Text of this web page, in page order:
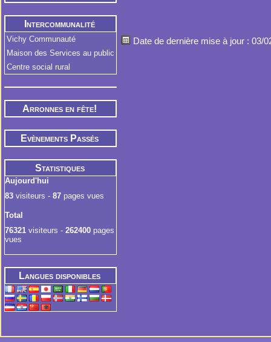
Intercommunalité
Vichy Communauté
Maison des Services au public
Centre social rural
Arronnes en fête!
Evènements Passés
Statistiques
Aujourd'hui
83 visiteurs - 87 pages vues
Total
76321 visiteurs - 262400 pages
vues
Langues disponibles
Date de dernière mise à jour : 03/